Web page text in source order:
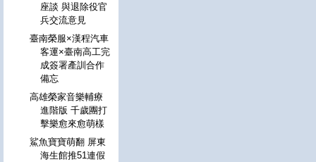
座談 與退除役官
兵交流意見
臺南榮服×漢程汽車
客運×臺南高工完
成簽署產訓合作
備忘
高雄榮家音樂輔療
進階版 千歲團打
擊樂愈來愈萌樣
鯊魚寶寶萌翻 屏東
海生館推51連假